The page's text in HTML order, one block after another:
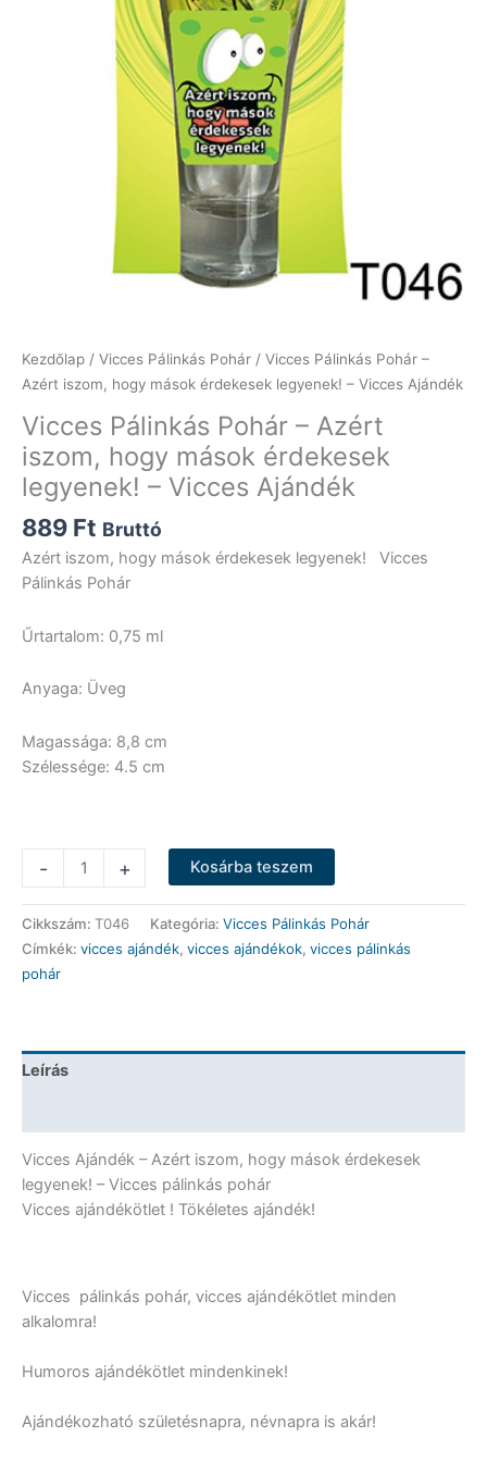
Kezdőlap / Vicces Pálinkás Pohár / Vicces Pálinkás Pohár –
Azért iszom, hogy mások érdekesek legyenek! – Vicces Ajándék
Vicces Pálinkás Pohár – Azért
iszom, hogy mások érdekesek
legyenek! – Vicces Ajándék
889 Ft Bruttó
Azért iszom, hogy mások érdekesek legyenek! Vicces
Pálinkás Pohár
Űrtartalom: 0,75 ml
Anyaga: Üveg
Magassága: 8,8 cm
Szélessége: 4.5 cm
-
Pálinkás
Pohár
-
Azért
iszom,
érdekesek
Vicces
Ajándék
mennyiség
+ Kosárba teszem
Cikkszám: T046 Kategória: Vicces Pálinkás Pohár
Címkék: vicces ajándék, vicces ajándékok, vicces pálinkás
pohár
Leírás
Vicces Ajándék – Azért iszom, hogy mások érdekesek
legyenek! – Vicces pálinkás pohár
Vicces ajándékötlet ! Tökéletes ajándék!
Vicces pálinkás pohár, vicces ajándékötlet minden
alkalomra!
Humoros ajándékötlet mindenkinek!
Ajándékozható születésnapra, névnapra is akár!